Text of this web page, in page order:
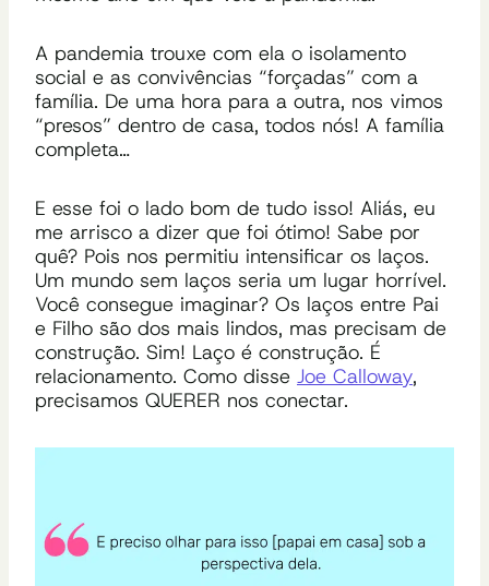
A pandemia trouxe com ela o isolamento
social e as convivências “forçadas” com a
família. De uma hora para a outra, nos vimos
“presos” dentro de casa, todos nós! A família
completa…
E esse foi o lado bom de tudo isso! Aliás, eu
me arrisco a dizer que foi ótimo! Sabe por
quê? Pois nos permitiu intensificar os laços.
Um mundo sem laços seria um lugar horrível.
Você consegue imaginar? Os laços entre Pai
e Filho são dos mais lindos, mas precisam de
construção. Sim! Laço é construção. É
relacionamento. Como disse Joe Calloway,
precisamos QUERER nos conectar.